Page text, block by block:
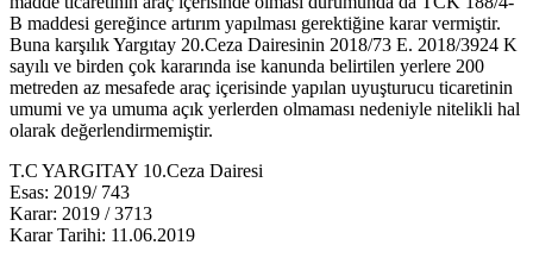
B maddesi gereğince artırım yapılması gerektiğine karar vermiştir.
Buna karşılık Yargıtay 20.Ceza Dairesinin 2018/73 E. 2018/3924 K
sayılı ve birden çok kararında ise kanunda belirtilen yerlere 200
metreden az mesafede araç içerisinde yapılan uyuşturucu ticaretinin
umumi ve ya umuma açık yerlerden olmaması nedeniyle nitelikli hal
olarak değerlendirmemiştir.
T.C YARGITAY 10.Ceza Dairesi
Esas: 2019/ 743
Karar: 2019 / 3713
Karar Tarihi: 11.06.2019